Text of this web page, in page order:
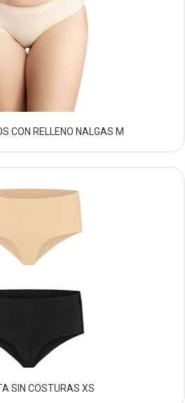
CON RELLENO NALGAS M
SIN COSTURAS XS